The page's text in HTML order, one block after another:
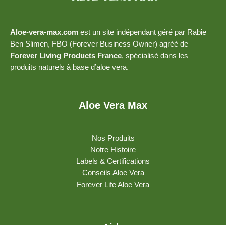
Aloe-vera-max.com est un site indépendant géré par Rabie
Ben Slimen, FBO (Forever Business Owner) agréé de
Forever Living Products France, spécialisé dans les
produits naturels à base d’aloe vera.
Aloe Vera Max
Nos Produits
Notre Histoire
Labels & Certifications
Conseils Aloe Vera
Forever Life Aloe Vera